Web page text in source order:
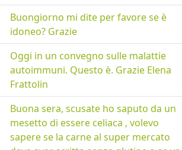
Buongiorno mi dite per favore se è
idoneo? Grazie
Oggi in un convegno sulle malattie
autoimmuni. Questo è. Grazie Elena
Frattolin
Buona sera, scusate ho saputo da un
mesetto di essere celiaca , volevo
sapere se la carne al super mercato